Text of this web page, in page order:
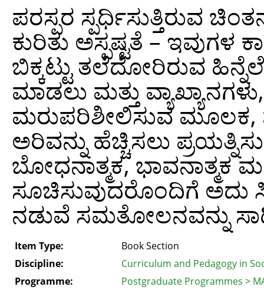
ಪರಸ್ಪರ ಸ್ಪರ್ಧಿಸುತ್ತಿರುವ
ಕುರಿತು ಅಸ್ಪಷ್ಟತೆ –
ಬಿಕ್ಕಟ್ಟು ತಲೆದೋರಿರುವ
ಮಾಡಲು ಮತ್ತು
ಮರುಪರಿಶೀಲಿಸುವ ಮೂಲಕ,
ಅರಿವನ್ನು ಹೆಚ್ಚಿಸಲು
ಬೋಧನಾತ್ಮಕ, ಭಾವನಾತ್ಮಕ
ಸೂಚಿಸುವುದರೊಂದಿಗೆ ಅದು
ನಡುವೆ ಸಮತೋಲನವನ್ನು
Item Type:
Book Section
Discipline:
Curriculum and Pedagogy in
Programme:
Postgraduate Programmes >